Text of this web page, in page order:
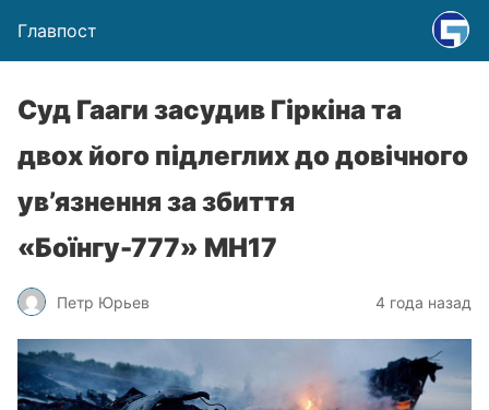
Главпост
Суд Гааги засудив Гіркіна та
двох його підлеглих до довічного
ув’язнення за збиття
«Боїнгу-777» МН17
Петр Юрьев 4 года назад